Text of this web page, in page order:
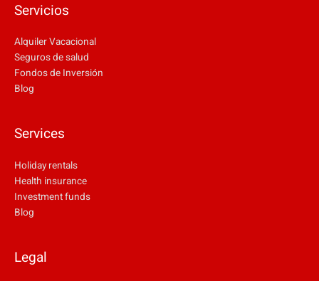
Servicios
Alquiler Vacacional
Seguros de salud
Fondos de Inversión
Blog
Services
Holiday rentals
Health insurance
Investment funds
Blog
Legal